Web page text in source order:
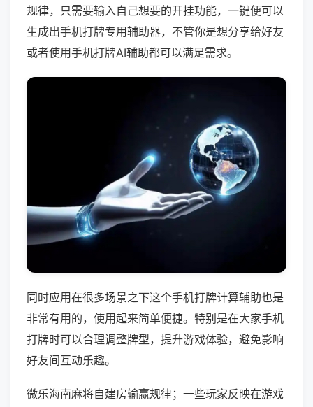
规律，只需要输入自己想要的开挂功能，一键便可以
生成出手机打牌专用辅助器，不管你是想分享给好友
或者使用手机打牌AI辅助都可以满足需求。
同时应用在很多场景之下这个手机打牌计算辅助也是
非常有用的，使用起来简单便捷。特别是在大家手机
打牌时可以合理调整牌型，提升游戏体验，避免影响
好友间互动乐趣。
微乐海南麻将自建房输赢规律；一些玩家反映在游戏